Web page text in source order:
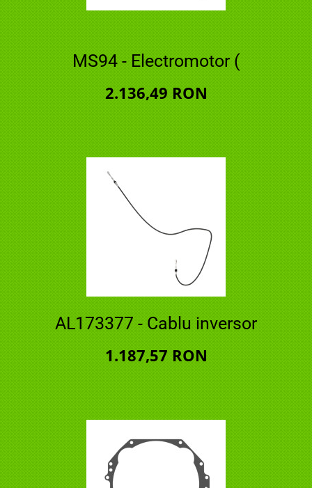
MS94 - Electromotor (
2.136,49 RON
AL173377 - Cablu inversor
1.187,57 RON